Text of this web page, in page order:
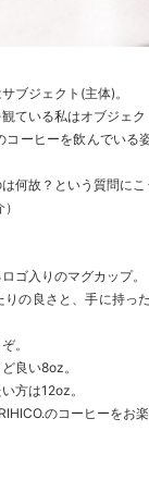
ブジェクト(主体)。
ている私はオブジェク
コーヒーを飲んでいる
何故？という質問にこ
ゴ入りのマグカップ。
の良さと、手に持っ
。
良い8oz。
方は12oz。
のコーヒーをお